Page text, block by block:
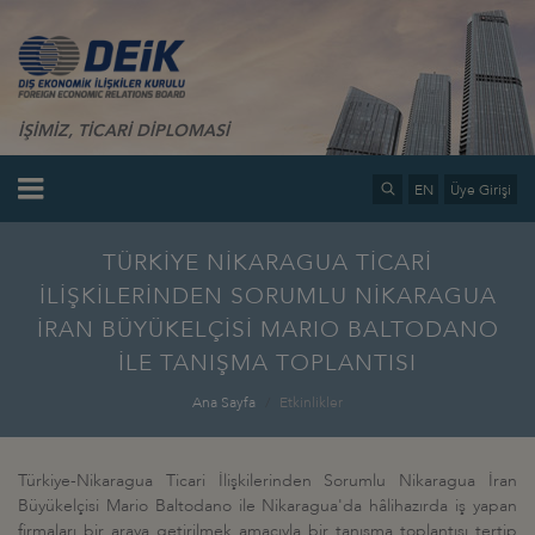
İŞİMİZ, TİCARİ DİPLOMASİ
EN Üye Girişi
TÜRKİYE NİKARAGUA TİCARİ
İLİŞKİLERİNDEN SORUMLU NİKARAGUA
İRAN BÜYÜKELÇİSİ MARIO BALTODANO
İLE TANIŞMA TOPLANTISI
Ana Sayfa Etkinlikler
Türkiye-Nikaragua Ticari İlişkilerinden Sorumlu Nikaragua İran
Büyükelçisi Mario Baltodano ile Nikaragua'da hâlihazırda iş yapan
firmaları bir araya getirilmek amacıyla bir tanışma toplantısı tertip